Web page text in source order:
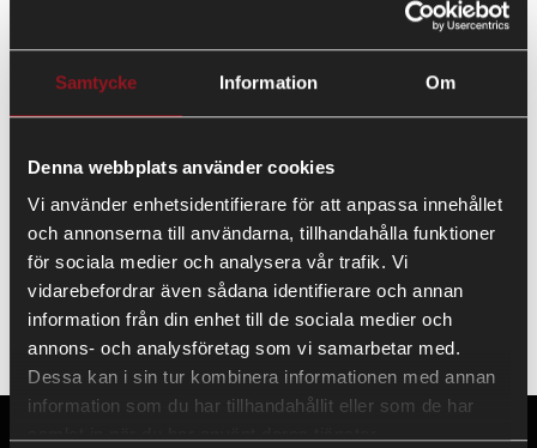
Samtycke Information Om
Denna webbplats använder cookies
Vi använder enhetsidentifierare för att anpassa innehållet
och annonserna till användarna, tillhandahålla funktioner
för sociala medier och analysera vår trafik. Vi
vidarebefordrar även sådana identifierare och annan
information från din enhet till de sociala medier och
annons- och analysföretag som vi samarbetar med.
Dessa kan i sin tur kombinera informationen med annan
information som du har tillhandahållit eller som de har
Standard positionsljus som sitter monterade på de flesta av de
Biltransporter & skåpsläpvagnar.
Arbetsområde 12/24v och klara därav även lastbilar och
övriga 24v system.